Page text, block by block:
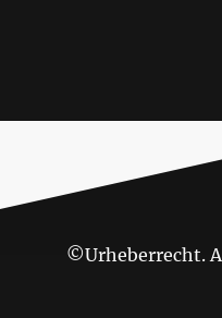
©Urheberrecht.